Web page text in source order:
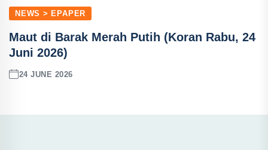
NEWS > EPAPER
Maut di Barak Merah Putih (Koran Rabu, 24
Juni 2026)
24 JUNE 2026